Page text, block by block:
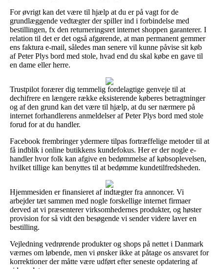
For øvrigt kan det være til hjælp at du er på vagt for de
grundlæggende vedtægter der spiller ind i forbindelse med
bestillingen, fx den returneringsret internet shoppen garanterer. I
relation til det er det også afgørende, at man permanent gemmer
ens faktura e-mail, således man senere vil kunne påvise sit køb
af Peter Plys bord med stole, hvad end du skal købe en gave til
en dame eller herre.
Trustpilot forærer dig temmelig fordelagtige genveje til at
dechifrere en længere række eksisterende køberes betragtninger
og af den grund kan det være til hjælp, at du ser nærmere på
internet forhandlerens anmeldelser af Peter Plys bord med stole
forud for at du handler.
Facebook frembringer ydermere tilpas fortræffelige metoder til at
få indblik i online butikkens kundefokus. Her er der nogle e-
handler hvor folk kan afgive en bedømmelse af købsoplevelsen,
hvilket tillige kan benyttes til at bedømme kundetilfredsheden.
Hjemmesiden er finansieret af indtægter fra annoncer. Vi
arbejder tæt sammen med nogle forskellige internet firmaer
derved at vi præsenterer virksomhedernes produkter, og høster
provision for så vidt den besøgende vi sender videre laver en
bestilling.
Vejledning vedrørende produkter og shops på nettet i Danmark
værnes om løbende, men vi ønsker ikke at påtage os ansvaret for
korrektioner der måtte være udført efter seneste opdatering af